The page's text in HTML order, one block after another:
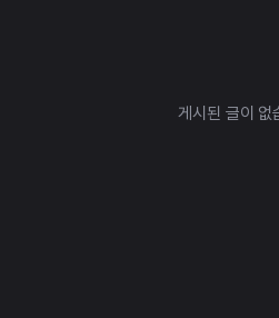
게시된 글이 없